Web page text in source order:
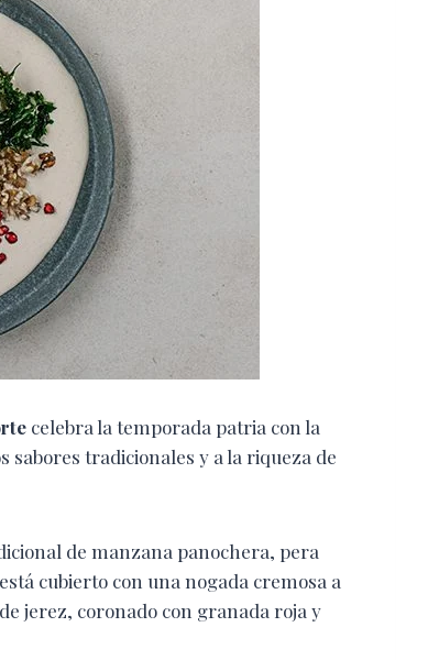
celebra la temporada patria con la
sabores tradicionales y a la riqueza de
de manzana panochera, pera
cubierto con una nogada cremosa a
jerez, coronado con granada roja y